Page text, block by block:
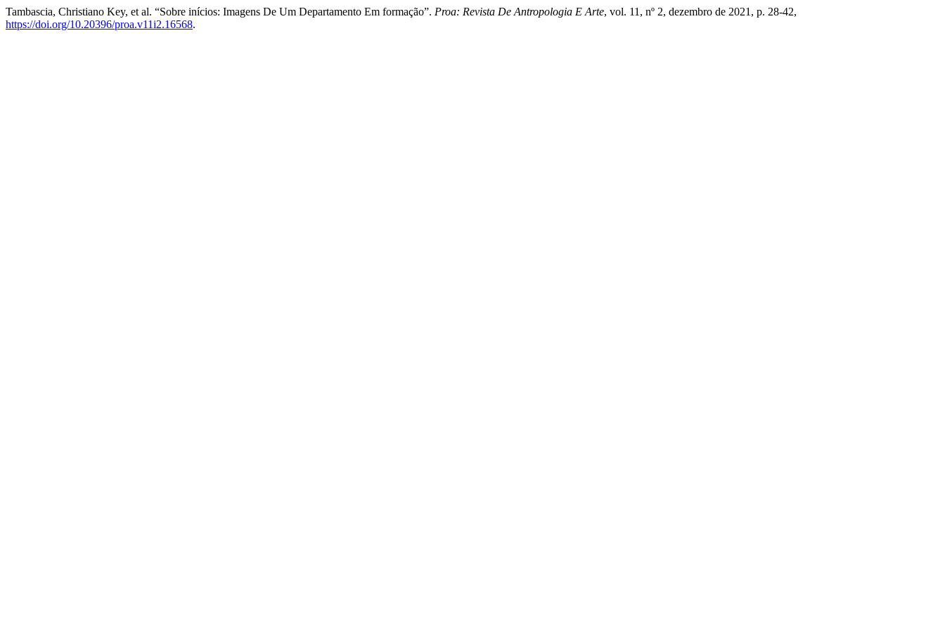
Tambascia, Christiano Key, et al. “Sobre inícios: Imagens De Um Departamento Em formação”. Proa: Revista De Antropologia E Arte, vol. 11, nº 2, dezembro de 2021, p. 28-42,
https://doi.org/10.20396/proa.v11i2.16568.